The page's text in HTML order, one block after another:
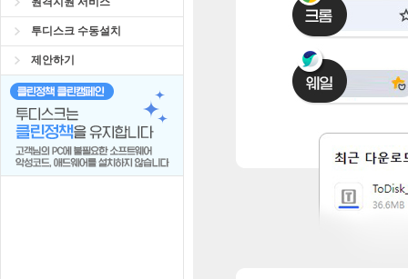
투디스크 수동설치
제안하기